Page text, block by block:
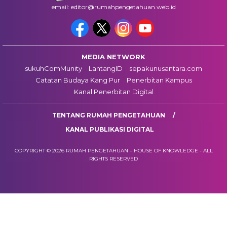
email: editor@rumahpengetahuan.web.id
MEDIA NETWORK
sukuhComMunity
LantangID
sepakunusantara.com
Catatan Budaya Kang Pur
Penerbitan Kampus
Kanal Penerbitan Digital
TENTANG RUMAH PENGETAHUAN
KANAL PUBLIKASI DIGITAL
COPYRIGHT © 2026 RUMAH PENGETAHUAN – HOUSE OF KNOWLEDGE - ALL
RIGHTS RESERVED